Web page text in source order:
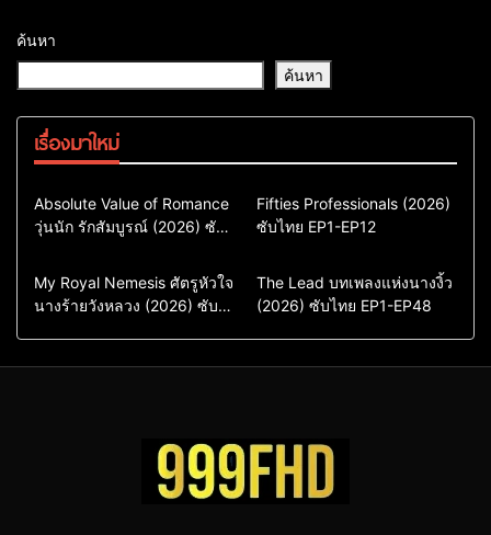
ค้นหา
ค้นหา
เรื่องมาใหม่
Comedy
Drama
ซีรี่ย์เกาหลี
ซีรี่ย์เกาหลีพากย์ไทย
Absolute Value of Romance
วุ่นนัก รักสัมบูรณ์ (2026) ซับ
Action & Adventure
Comedy
Drama
ซีรี่ย์เกาหลีซับไทย
Fifties Professionals (2026)
ซับไทย EP1-EP12
Comedy
Drama
Sci-Fi & Fantasy
My Royal Nemesis ศัตรูหัวใจ
นางร้ายวังหลวง (2026) ซับ
Drama
ซีรี่ย์จีน
ซีรี่ย์จีนซับไทย
The Lead บทเพลงแห่งนางงิ้ว
(2026) ซับไทย EP1-EP48